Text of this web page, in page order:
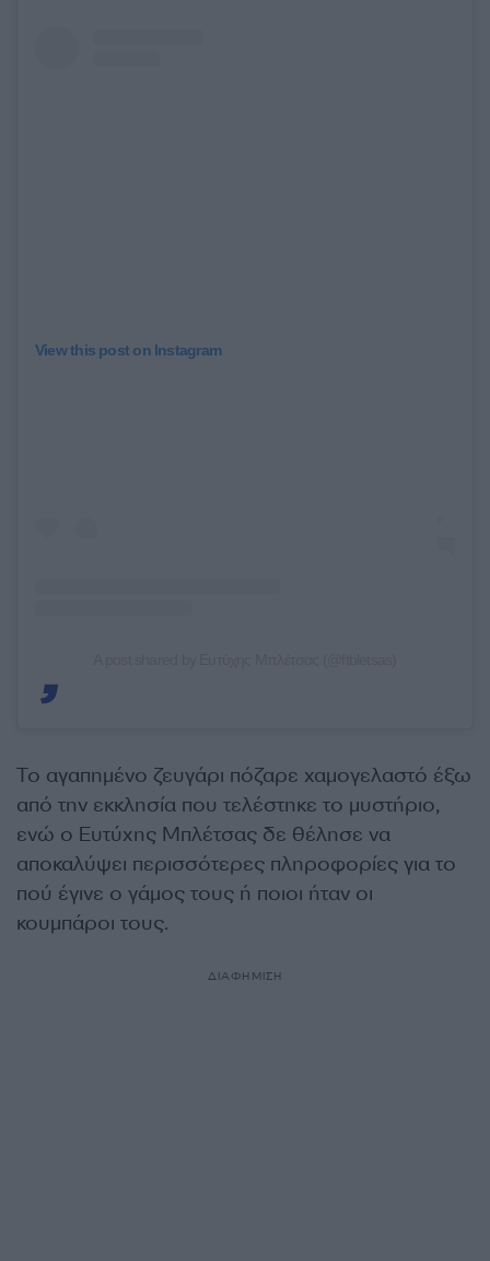
View this post on Instagram
Το αγαπημένο ζευγάρι πόζαρε χαμογελαστό έξω
από την εκκλησία που τελέστηκε το μυστήριο,
ενώ ο Ευτύχης Μπλέτσας δε θέλησε να
αποκαλύψει περισσότερες πληροφορίες για το
πού έγινε ο γάμος τους ή ποιοι ήταν οι
κουμπάροι τους.
ΔΙΑΦΗΜΙΣΗ